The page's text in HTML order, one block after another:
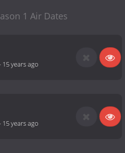
1 Air Dates
15 years ago
15 years ago